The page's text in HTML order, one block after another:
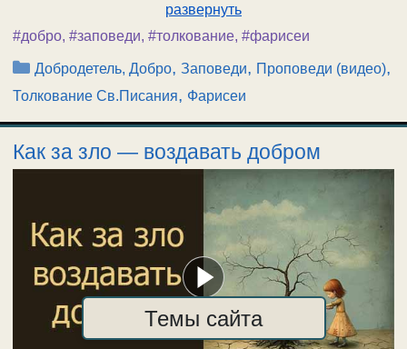
развернуть
#добро, #заповеди, #толкование, #фарисеи
Рубрики
Добродетель, Добро,Заповеди, Проповеди (видео),
Толкование Св.Писания, Фарисеи
Как за зло — воздавать добром
Темы сайта